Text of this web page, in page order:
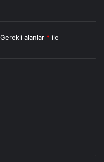
Gerekli alanlar * ile